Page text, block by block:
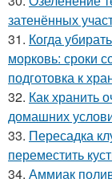
затенённых
31. Когда
морковь: сроки
подготовка к
32. Как хранить
домашних
33. Пересадка
переместить
34. Аммиак